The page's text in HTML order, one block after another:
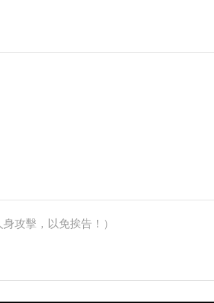
攻擊，以免挨告！）